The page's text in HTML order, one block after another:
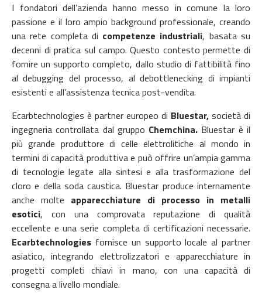
I fondatori dell’azienda hanno messo in comune la loro
passione e il loro ampio background professionale, creando
una rete completa di competenze industriali, basata su
decenni di pratica sul campo. Questo contesto permette di
fornire un supporto completo, dallo studio di fattibilità fino
al debugging del processo, al debottlenecking di impianti
esistenti e all’assistenza tecnica post-vendita.
Ecarbtechnologies è partner europeo di Bluestar, società di
ingegneria controllata dal gruppo Chemchina. Bluestar è il
più grande produttore di celle elettrolitiche al mondo in
termini di capacità produttiva e può offrire un’ampia gamma
di tecnologie legate alla sintesi e alla trasformazione del
cloro e della soda caustica. Bluestar produce internamente
anche molte apparecchiature di processo in metalli
esotici, con una comprovata reputazione di qualità
eccellente e una serie completa di certificazioni necessarie.
Ecarbtechnologies fornisce un supporto locale al partner
asiatico, integrando elettrolizzatori e apparecchiature in
progetti completi chiavi in mano, con una capacità di
consegna a livello mondiale.